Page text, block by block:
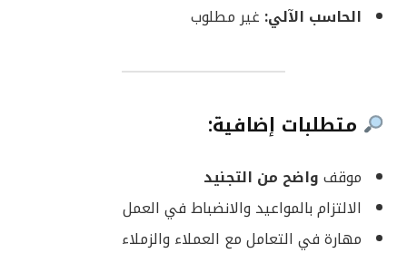
الحاسب الآلي: غير مطلوب
متطلبات إضافية:
موقف واضح من التجنيد
الالتزام بالمواعيد والانضباط في العمل
مهارة في التعامل مع العملاء والزملاء